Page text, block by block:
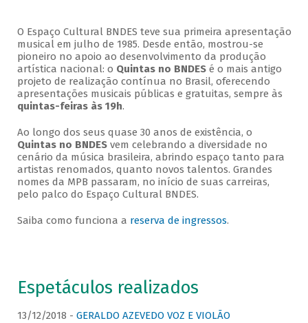
O Espaço Cultural BNDES teve sua primeira apresentação
musical em julho de 1985. Desde então, mostrou-se
pioneiro no apoio ao desenvolvimento da produção
artística nacional: o Quintas no BNDESé o mais antigo
projeto de realização contínua no Brasil, oferecendo
apresentações musicais públicas e gratuitas, sempre às
quintas-feiras às 19h.
Ao longo dos seus quase 30 anos de existência, o
Quintas no BNDESvem celebrando a diversidade no
cenário da música brasileira, abrindo espaço tanto para
artistas renomados, quanto novos talentos. Grandes
nomes da MPB passaram, no início de suas carreiras,
pelo palco do Espaço Cultural BNDES.
Saiba como funciona a reserva de ingressos.
Espetáculos realizados
13/12/2018 - GERALDO AZEVEDO VOZ E VIOLÃO